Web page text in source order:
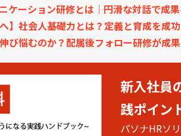
ケーション研修とは｜円滑な対話で成
】社会人基礎力とは？定義と育成を成
び悩むのか？配属後フォロー研修が成
新入社員
践ポイン
パソナHRソ